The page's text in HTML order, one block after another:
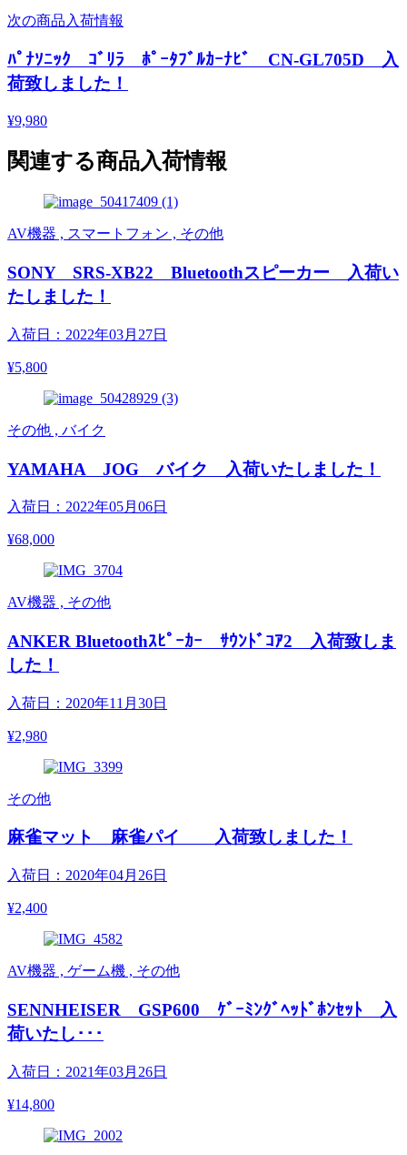
次の商品入荷情報
ﾊﾟﾅｿﾆｯｸ ｺﾞﾘﾗ ﾎﾟｰﾀﾌﾞﾙｶｰﾅﾋﾞ CN-GL705D 入
荷致しました！
¥9,980
関連する商品入荷情報
AV機器 , スマートフォン , その他
SONY SRS-XB22 Bluetoothスピーカー 入荷い
たしました！
入荷日：2022年03月27日
¥5,800
その他 , バイク
YAMAHA JOG バイク 入荷いたしました！
入荷日：2022年05月06日
¥68,000
AV機器 , その他
ANKER Bluetoothｽﾋﾟｰｶｰ ｻｳﾝﾄﾞｺｱ2 入荷致しま
した！
入荷日：2020年11月30日
¥2,980
その他
麻雀マット 麻雀パイ 入荷致しました！
入荷日：2020年04月26日
¥2,400
AV機器 , ゲーム機 , その他
SENNHEISER GSP600 ｹﾞｰﾐﾝｸﾞﾍｯﾄﾞﾎﾝｾｯﾄ 入
荷いたし･･･
入荷日：2021年03月26日
¥14,800